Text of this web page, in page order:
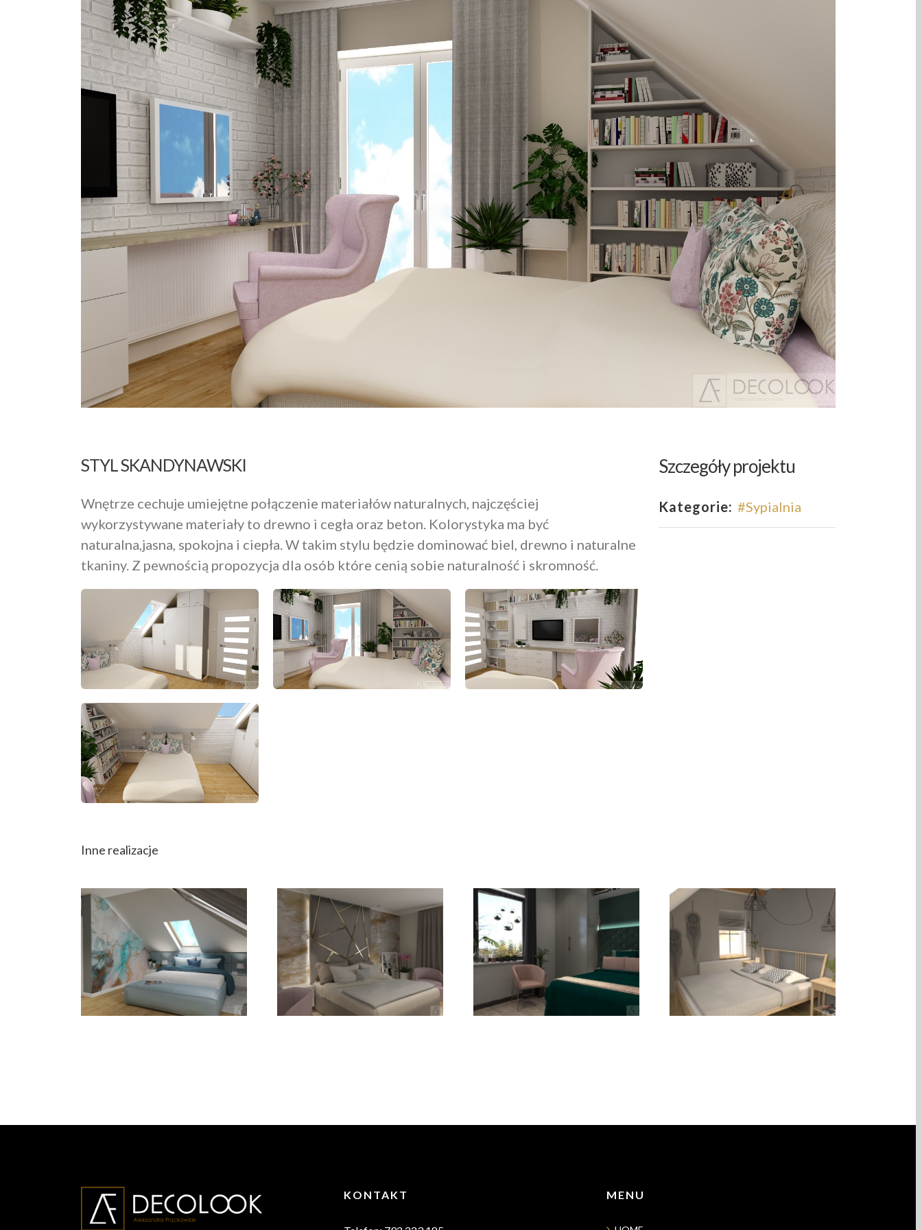
Larger
Image
STYL SKANDYNAWSKI
Wnętrze cechuje umiejętne połączenie materiałów naturalnych, najczęściej
wykorzystywane materiały to drewno i cegła oraz beton. Kolorystyka ma być
naturalna,jasna, spokojna i ciepła. W takim stylu będzie dominować biel, drewno i naturalne
tkaniny. Z pewnością propozycja dla osób które cenią sobie naturalność i skromność.
Szczegóły projektu
Kategorie: #Sypialnia
Inne realizacje
Sypialnia z łazienką Sypialnia glamour
Sypialnia – styl
nowoczesny
Sypialnia – styl
Hygge
KONTAKT MENU